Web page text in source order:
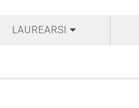
LAUREARSI